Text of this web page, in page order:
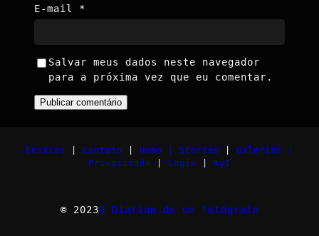
E-mail *
Salvar meus dados neste navegador
para a próxima vez que eu comentar.
Ensaios Contato Home | Stories
Galerias |
Privacidade
Login myI
© 2023O Diarium de um fotógrafo